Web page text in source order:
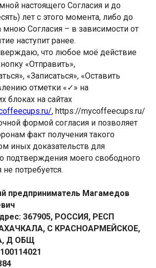
настоящего Согласия и до
лет с этого момента, либо до
Согласия – в зависимости от
наступит ранее.
что любое моё действие
«Отправить»,
«Записаться», «Оставить
отметки «✓» на
блоках на сайтах
, https://mycoffeecups.ru/
формой согласия и позволяет
факт получения такого
иных доказательств для
подтверждения моего свободного
потребуется.
предприниматель Магамедов
367905, РОССИЯ, РЕСП
С КРАСНОАРМЕЙСКОЕ,
Д ОБЩ